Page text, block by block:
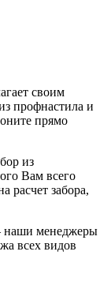
своим
профнастила и
прямо
из
Вам всего
расчет забора,
наши менеджеры
всех видов